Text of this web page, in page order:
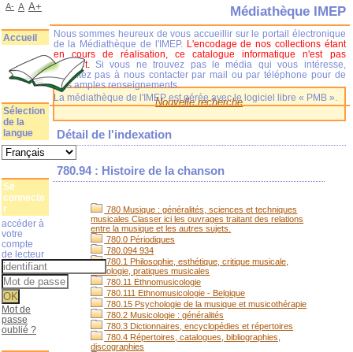
Nouvelle recherche
Détail de l'indexation
780.94 : Histoire de la chanson
780 Musique : généralités, sciences et techniques
musicales Classer ici les ouvrages traitant des relations
entre la musique et les autres sujets.
780.0 Périodiques
780.094 934
780.1 Philosophie, esthétique, critique musicale,
sociologie, pratiques musicales
780.11 Ethnomusicologie
780.111 Ethnomusicologie - Belgique
780.15 Psychologie de la musique et musicothérapie
780.2 Musicologie : généralités
780.3 Dictionnaires, encyclopédies et répertoires
780.4 Répertoires, catalogues, bibliographies,
discographies
Médiathèque IMEP
Nous sommes heureux de vous accueillir sur le portail électronique
de la Médiathèque de l'IMEP. L'encodage de nos collections étant
en cours de réalisation, ce catalogue informatique n'est pas
complet.
Si vous ne trouvez pas le média qui vous intéresse,
n'hésitez pas à nous contacter par mail ou par téléphone pour de
plus amples renseignements.
La médiathèque de l'IMEP est gérée avec le logiciel libre « PMB ».
A- A A+
Accueil
Sélection
de la
langue
Se
connecte
r
accéder à
votre
compte
de lecteur
Mot de
passe
oublié ?